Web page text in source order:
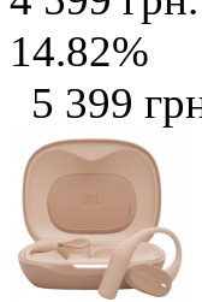
14.82%
5 399